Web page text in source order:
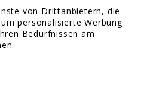
von Drittanbietern, die
personalisierte Werbung
Bedürfnissen am